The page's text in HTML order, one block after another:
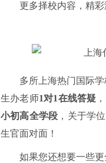
更多择校内容，精
多所上海热门国际
生办老师1对1在线答疑
小初高全学段 ，关于学
生官面对面！
如果您还想要一些